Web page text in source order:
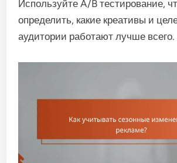
Используйте A/B тестирование,
определить, какие креативы и
аудитории работают лучше всего.